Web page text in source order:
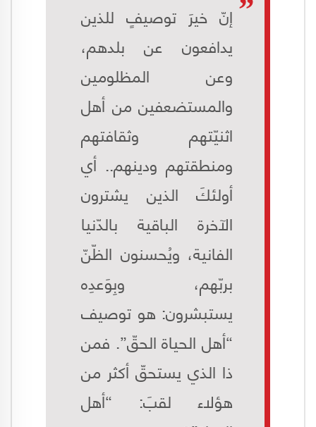
إنّ خيرَ توصيفٍ للذين
يدافعون عن بلدهم،
وعن المظلومين
والمستضعفين من أهل
اثنيّتهم وثقافتهم
ومنطقتهم ودينهم.. أي
أولئكَ الذين يشترون
الآخرة الباقية بالدّنيا
الفانية، ويُحسنون الظّنّ
بربّهم، وبِوَعدِه
يستبشرون: هو توصيف
“أهل الحياة الحقّ”. فمن
ذا الذي يستحقّ أكثر من
هؤلاء لقبَ: “أهل